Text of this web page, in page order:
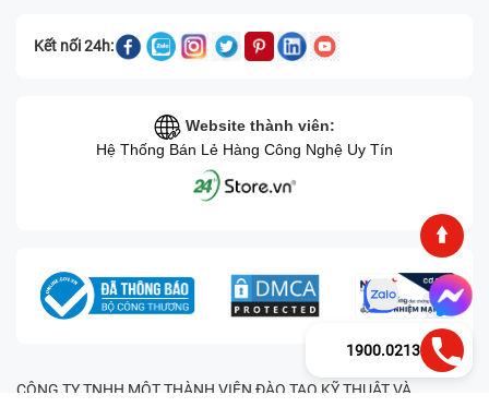
Kết nối 24h:
Website thành viên:
Hệ Thống Bán Lẻ Hàng Công Nghệ Uy Tín
CÔNG TY TNHH MỘT THÀNH VIÊN ĐÀO TẠO KỸ THUẬT VÀ
1900.0213